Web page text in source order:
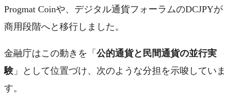
Progmat Coinや、デジタル通貨フォーラムのDCJPYが
商用段階へと移行しました。
金融庁はこの動きを「 公的通貨と民間通貨の並行実
験 」として位置づけ、次のような分担を示唆していま
す。